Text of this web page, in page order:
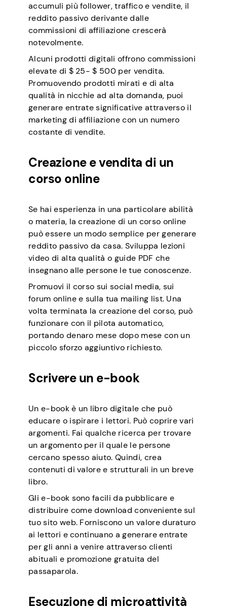
accumuli più follower, traffico e vendite, il
reddito passivo derivante dalle
commissioni di affiliazione crescerà
notevolmente.
Alcuni prodotti digitali offrono commissioni
elevate di $ 25- $ 500 per vendita.
Promuovendo prodotti mirati e di alta
qualità in nicchie ad alta domanda, puoi
generare entrate significative attraverso il
marketing di affiliazione con un numero
costante di vendite.
Creazione e vendita di un
corso online
Se hai esperienza in una particolare abilità
o materia, la creazione di un corso online
può essere un modo semplice per generare
reddito passivo da casa. Sviluppa lezioni
video di alta qualità o guide PDF che
insegnano alle persone le tue conoscenze.
Promuovi il corso sui social media, sui
forum online e sulla tua mailing list. Una
volta terminata la creazione del corso, può
funzionare con il pilota automatico,
portando denaro mese dopo mese con un
piccolo sforzo aggiuntivo richiesto.
Scrivere un e-book
Un e-book è un libro digitale che può
educare o ispirare i lettori. Può coprire vari
argomenti. Fai qualche ricerca per trovare
un argomento per il quale le persone
cercano spesso aiuto. Quindi, crea
contenuti di valore e strutturali in un breve
libro.
Gli e-book sono facili da pubblicare e
distribuire come download conveniente sul
tuo sito web. Forniscono un valore duraturo
ai lettori e continuano a generare entrate
per gli anni a venire attraverso clienti
abituali e promozione gratuita del
passaparola.
Esecuzione di microattività